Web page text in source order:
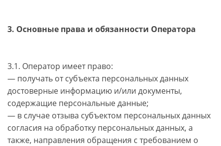
3. Основные права и обязанности Оператора
3.1. Оператор имеет право:
— получать от субъекта персональных данных
достоверные информацию и/или документы,
содержащие персональные данные;
— в случае отзыва субъектом персональных данных
согласия на обработку персональных данных, а
также, направления обращения с требованием о